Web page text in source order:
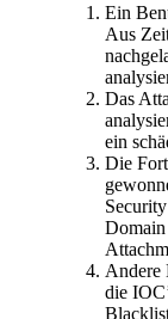
Ein
Aus
Das
ein
Die
Andere
die